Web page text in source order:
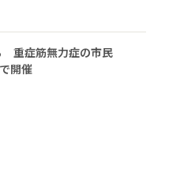
重症筋無力症の市民
開催